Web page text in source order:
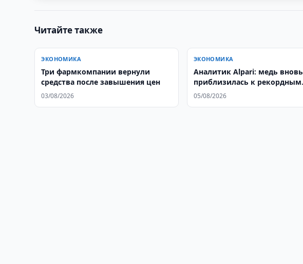
Читайте также
ЭКОНОМИКА
Три фармкомпании вернули
средства после завышения цен
03/08/2026
ЭКОНОМИКА
Аналитик Alpari: медь вновь
приблизилась к рекордным
ценам
05/08/2026